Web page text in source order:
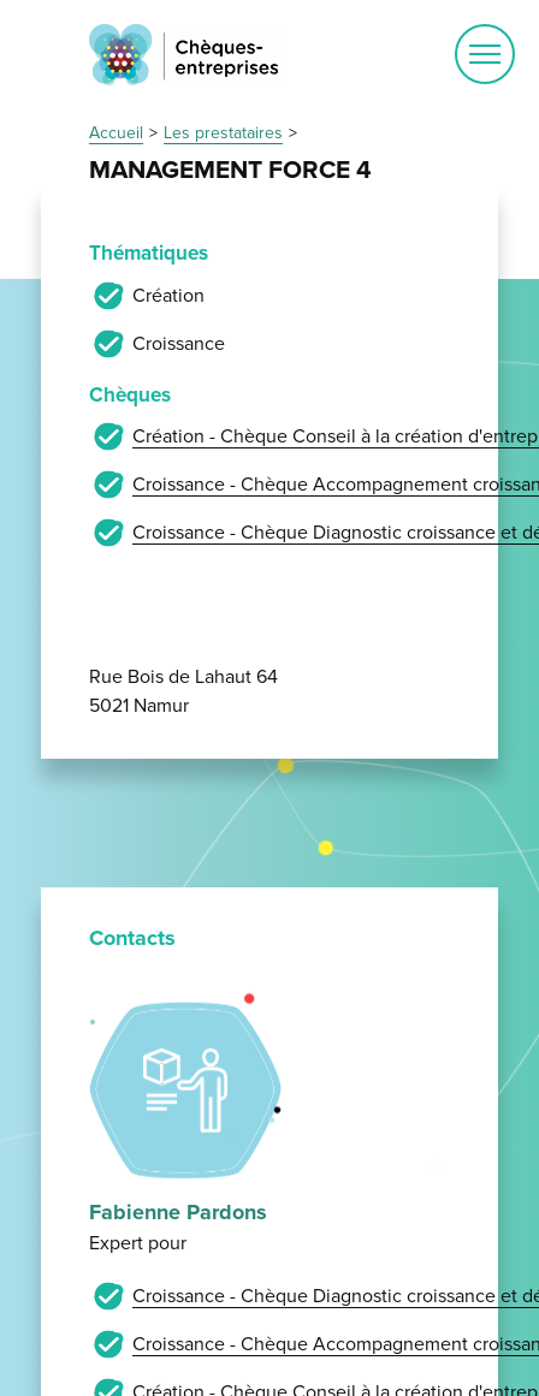
Accueil Les prestataires
MANAGEMENT FORCE 4
Thématiques
Création
Croissance
Chèques
Création - Chèque Conseil à la création
Croissance - Chèque Accompagnement
Croissance - Chèque Diagnostic croissance et
Rue Bois de Lahaut 64
5021 Namur
Contacts
Fabienne Pardons
Expert pour
Croissance - Chèque Diagnostic croissance et
Croissance - Chèque Accompagnement
Ouvrir
le